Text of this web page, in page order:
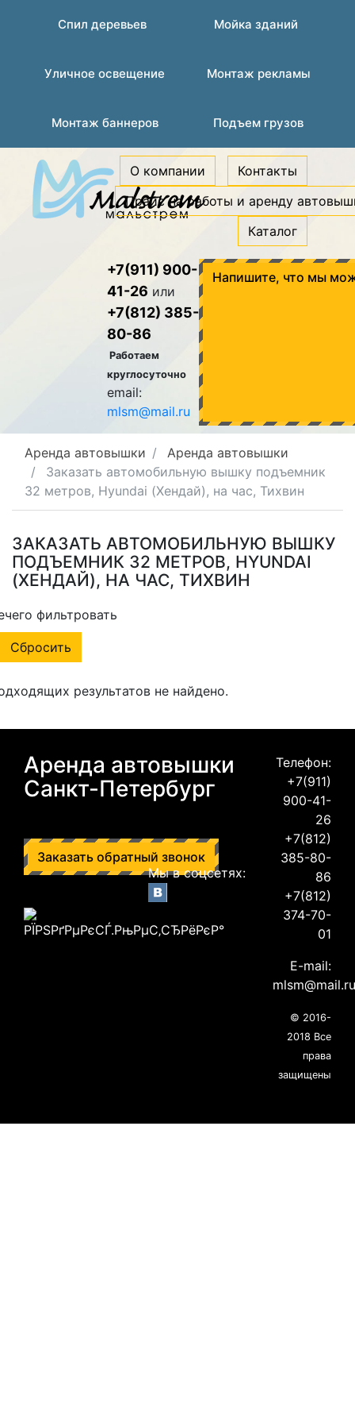
Спил деревьев Мойка зданий
Уличное освещение Монтаж рекламы
Монтаж баннеров Подъем грузов
О компании
Контакты
Прайс на работы и аренду
Каталог
+7(911) 900-
41-26 или
+7(812) 385-
80-86
Работаем
круглосуточно
email:
mlsm@mail.ru
Напишите, что мы
Аренда автовышки
Аренда автовышки
Заказать автомобильную вышку подъемник
32 метров, Hyundai (Хендай), на час, Тихвин
ЗАКАЗАТЬ АВТОМОБИЛЬНУЮ ВЫШКУ
ПОДЪЕМНИК 32 МЕТРОВ, HYUNDAI
(ХЕНДАЙ), НА ЧАС, ТИХВИН
фильтровать
Сбросить
результатов не найдено.
Аренда автовышки
Санкт-Петербург
Заказать обратный звонок
Мы в соцсетях:
Телефон:
+7(911)
900-41-
26
+7(812)
385-80-
86
+7(812)
374-70-
01
E-mail:
mlsm@mail.ru
© 2016-
2018 Все
права
защищены